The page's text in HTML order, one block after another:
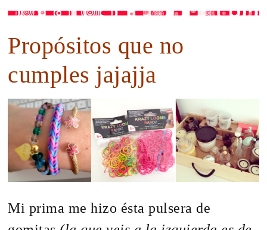
Propósitos que no
cumples jajajja
Mi prima me hizo ésta pulsera de